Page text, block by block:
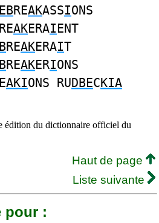
REAKASSIONS
REAKERAIENT
REAKERAIT
REAKERIONS
AKIONS RUDBECKIA
édition du dictionnaire officiel du
Haut de page
Liste suivante
pour :